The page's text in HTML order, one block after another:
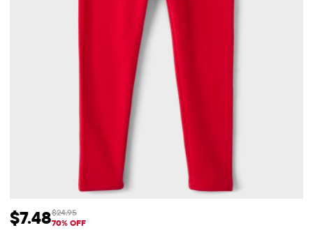
Precio de venta: $7.48
$7.48 Precio original: $24.95
$24.95
70% OFF